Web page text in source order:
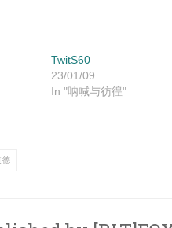
TwitS60
23/01/09
In "呐喊与彷徨"
德